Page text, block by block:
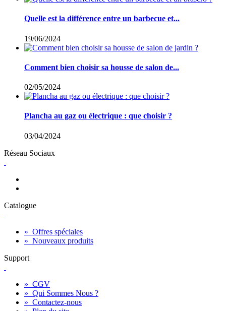
Quelle est la différence entre un barbecue et...
19/06/2024
Comment bien choisir sa housse de salon de...
02/05/2024
Plancha au gaz ou électrique : que choisir ?
03/04/2024
Réseau Sociaux
Catalogue
» Offres spéciales
» Nouveaux produits
Support
» CGV
» Qui Sommes Nous ?
» Contactez-nous